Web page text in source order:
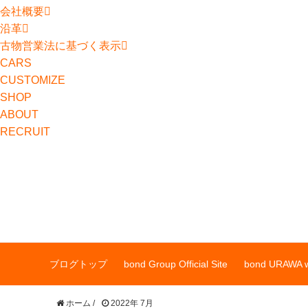
会社概要
沿革
古物営業法に基づく表示
CARS
CUSTOMIZE
SHOP
ABOUT
RECRUIT
ブログトップ bond Group Official Site bond URAWA
ホーム / 2022年 7月